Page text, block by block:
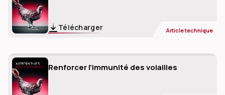
Télécharger Article technique
Renforcer l'immunité des volailles